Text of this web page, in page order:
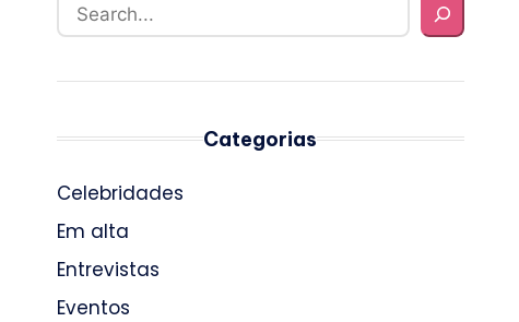
Categorias
Celebridades
Em alta
Entrevistas
Eventos